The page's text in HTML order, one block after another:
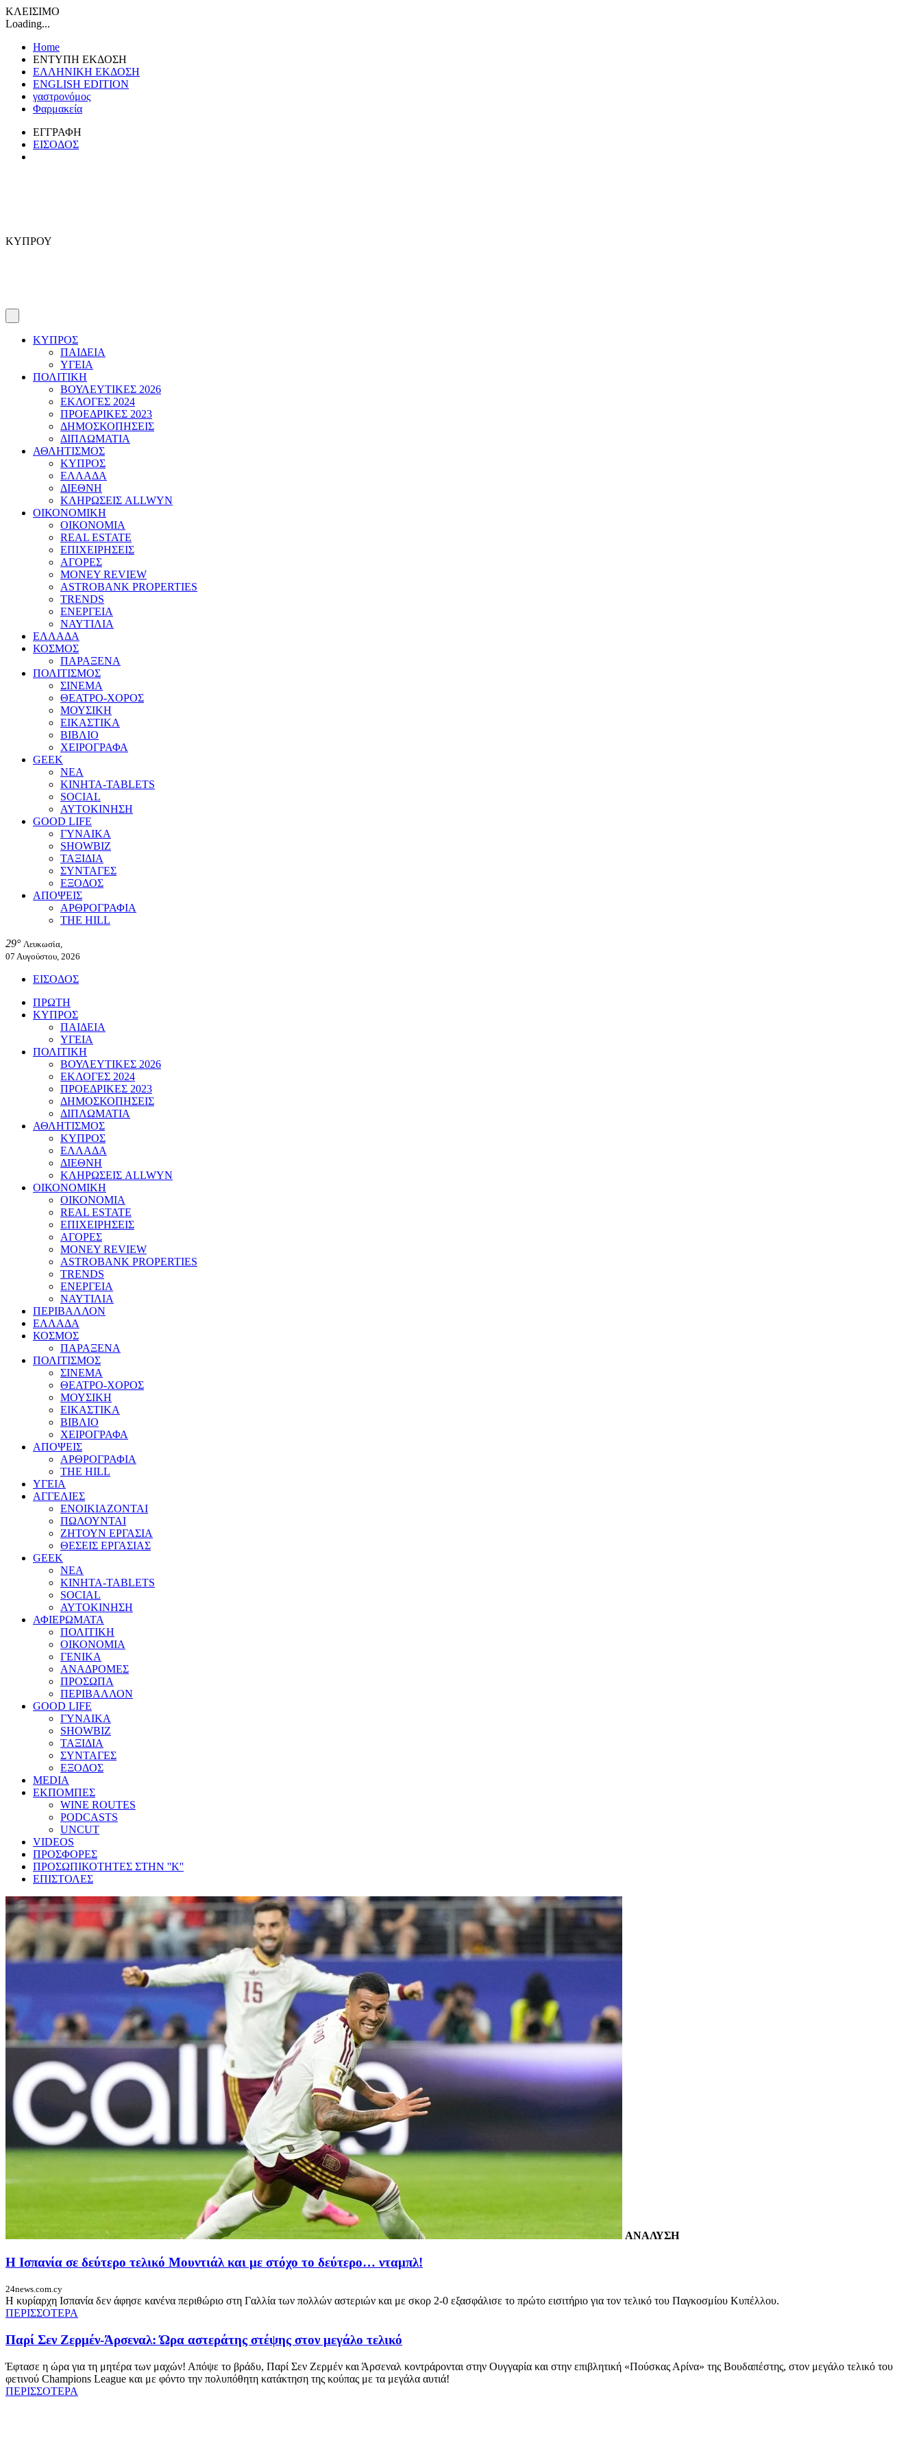
ΚΛΕΙΣΙΜΟ
Loading...
Home
ΕΝΤΥΠΗ ΕΚΔΟΣΗ
ΕΛΛΗΝΙΚΗ ΕΚΔΟΣΗ
ENGLISH EDITION
γαστρονόμος
Φαρμακεία
ΕΓΓΡΑΦΗ
ΕΙΣΟΔΟΣ
ΚΥΠΡΟΥ
ΚΥΠΡΟΣ
ΠΑΙΔΕΙΑ
ΥΓΕΙΑ
ΠΟΛΙΤΙΚΗ
ΒΟΥΛΕΥΤΙΚΕΣ 2026
ΕΚΛΟΓΕΣ 2024
ΠΡΟΕΔΡΙΚΕΣ 2023
ΔΗΜΟΣΚΟΠΗΣΕΙΣ
ΔΙΠΛΩΜΑΤΙΑ
ΑΘΛΗΤΙΣΜΟΣ
ΚΥΠΡΟΣ
ΕΛΛΑΔΑ
ΔΙΕΘΝΗ
ΚΛΗΡΩΣΕΙΣ ALLWYN
ΟΙΚΟΝΟΜΙΚΗ
ΟΙΚΟΝΟΜΙΑ
REAL ESTATE
ΕΠΙΧΕΙΡΗΣΕΙΣ
ΑΓΟΡΕΣ
MONEY REVIEW
ASTROBANK PROPERTIES
TRENDS
ΕΝΕΡΓΕΙΑ
ΝΑΥΤΙΛΙΑ
ΕΛΛΑΔΑ
ΚΟΣΜΟΣ
ΠΑΡΑΞΕΝΑ
ΠΟΛΙΤΙΣΜΟΣ
ΣΙΝΕΜΑ
ΘΕΑΤΡΟ-ΧΟΡΟΣ
ΜΟΥΣΙΚΗ
ΕΙΚΑΣΤΙΚΑ
ΒΙΒΛΙΟ
ΧΕΙΡΟΓΡΑΦΑ
GEEK
ΝΕΑ
ΚΙΝΗΤΑ-TABLETS
SOCIAL
ΑΥΤΟΚΙΝΗΣΗ
GOOD LIFE
ΓΥΝΑΙΚΑ
SHOWBIZ
ΤΑΞΙΔΙΑ
ΣΥΝΤΑΓΕΣ
ΕΞΟΔΟΣ
ΑΠΟΨΕΙΣ
ΑΡΘΡΟΓΡΑΦΙΑ
THE HILL
29° Λευκωσία,
07 Αυγούστου, 2026
ΕΙΣΟΔΟΣ
ΠΡΩΤΗ
ΚΥΠΡΟΣ
ΠΑΙΔΕΙΑ
ΥΓΕΙΑ
ΠΟΛΙΤΙΚΗ
ΒΟΥΛΕΥΤΙΚΕΣ 2026
ΕΚΛΟΓΕΣ 2024
ΠΡΟΕΔΡΙΚΕΣ 2023
ΔΗΜΟΣΚΟΠΗΣΕΙΣ
ΔΙΠΛΩΜΑΤΙΑ
ΑΘΛΗΤΙΣΜΟΣ
ΚΥΠΡΟΣ
ΕΛΛΑΔΑ
ΔΙΕΘΝΗ
ΚΛΗΡΩΣΕΙΣ ALLWYN
ΟΙΚΟΝΟΜΙΚΗ
ΟΙΚΟΝΟΜΙΑ
REAL ESTATE
ΕΠΙΧΕΙΡΗΣΕΙΣ
ΑΓΟΡΕΣ
MONEY REVIEW
ASTROBANK PROPERTIES
TRENDS
ΕΝΕΡΓΕΙΑ
ΝΑΥΤΙΛΙΑ
ΠΕΡΙΒΑΛΛΟΝ
ΕΛΛΑΔΑ
ΚΟΣΜΟΣ
ΠΑΡΑΞΕΝΑ
ΠΟΛΙΤΙΣΜΟΣ
ΣΙΝΕΜΑ
ΘΕΑΤΡΟ-ΧΟΡΟΣ
ΜΟΥΣΙΚΗ
ΕΙΚΑΣΤΙΚΑ
ΒΙΒΛΙΟ
ΧΕΙΡΟΓΡΑΦΑ
ΑΠΟΨΕΙΣ
ΑΡΘΡΟΓΡΑΦΙΑ
THE HILL
ΥΓΕΙΑ
ΑΓΓΕΛΙΕΣ
ΕΝΟΙΚΙΑΖΟΝΤΑΙ
ΠΩΛΟΥΝΤΑΙ
ΖΗΤΟΥΝ ΕΡΓΑΣΙΑ
ΘΕΣΕΙΣ ΕΡΓΑΣΙΑΣ
GEEK
ΝΕΑ
ΚΙΝΗΤΑ-TABLETS
SOCIAL
ΑΥΤΟΚΙΝΗΣΗ
ΑΦΙΕΡΩΜΑΤΑ
ΠΟΛΙΤΙΚΗ
ΟΙΚΟΝΟΜΙΑ
ΓΕΝΙΚΑ
ΑΝΑΔΡΟΜΕΣ
ΠΡΟΣΩΠΑ
ΠΕΡΙΒΑΛΛΟΝ
GOOD LIFE
ΓΥΝΑΙΚΑ
SHOWBIZ
ΤΑΞΙΔΙΑ
ΣΥΝΤΑΓΕΣ
ΕΞΟΔΟΣ
MEDIA
ΕΚΠΟΜΠΕΣ
WINE ROUTES
PODCASTS
UNCUT
VIDEOS
ΠΡΟΣΦΟΡΕΣ
ΠΡΟΣΩΠΙΚΟΤΗΤΕΣ ΣΤΗΝ ''Κ''
ΕΠΙΣΤΟΛΕΣ
ΑΝΑΛΥΣΗ
Η Ισπανία σε δεύτερο τελικό Μουντιάλ και με στόχο το δεύτερο… νταμπλ!
24news.com.cy
Η κυρίαρχη Ισπανία δεν άφησε κανένα περιθώριο στη Γαλλία των πολλών αστεριών και με σκορ 2-0 εξασφάλισε το πρώτο εισιτήριο για τον τελικό του Παγκοσμίου Κυπέλλου.
ΠΕΡΙΣΣΟΤΕΡΑ
Παρί Σεν Ζερμέν-Άρσεναλ: Ώρα αστεράτης στέψης στον μεγάλο τελικό
Έφτασε η ώρα για τη μητέρα των μαχών! Απόψε το βράδυ, Παρί Σεν Ζερμέν και Άρσεναλ κοντράρονται στην Ουγγαρία και στην επιβλητική «Πούσκας Αρίνα» της Βουδαπέστης, στον μεγάλο τελικό του
φετινού Champions League και με φόντο την πολυπόθητη κατάκτηση της κούπας με τα μεγάλα αυτιά!
ΠΕΡΙΣΣΟΤΕΡΑ